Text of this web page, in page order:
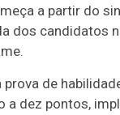
a partir do
dos candidatos
prova de
a dez pontos,